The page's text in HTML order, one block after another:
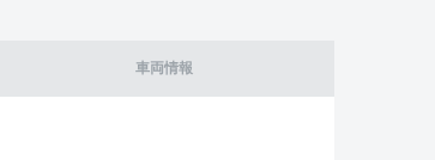
車両情報